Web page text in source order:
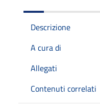
Descrizione
A cura di
Allegati
Contenuti correlati